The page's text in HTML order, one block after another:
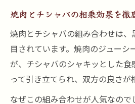
焼肉とチシャバの相乗効果を徹
焼肉とチシャバの組み合わせは
目されています。焼肉のジューシ
が、チシャバのシャキッとした食
って引き立てられ、双方の良さが
なぜこの組み合わせが人気なの